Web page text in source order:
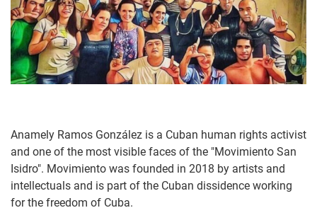
Anamely Ramos González is a Cuban human rights activist
and one of the most visible faces of the "Movimiento San
Isidro". Movimiento was founded in 2018 by artists and
intellectuals and is part of the Cuban dissidence working
for the freedom of Cuba.